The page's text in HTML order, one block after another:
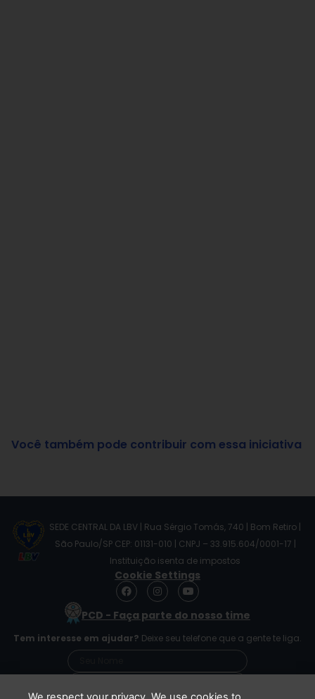
Você também pode contribuir com essa iniciativa
SEDE CENTRAL DA LBV | Rua Sérgio Tomás, 740 | Bom Retiro |
São Paulo/SP CEP: 01131-010 | CNPJ – 33.915.604/0001-17 |
Instituição isenta de impostos
Cookie Settings
F
a
e
o
o
I
n
s
t
g
r
m
Y
o
t
b
e
PCD - Faça parte do nosso time
Tem interesse em ajudar? Deixe seu telefone que a gente te liga.